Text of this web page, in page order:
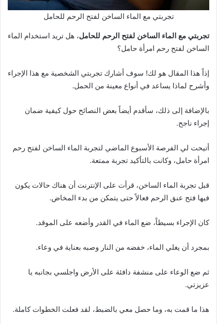
تجربتي مع الماء الساخن لفتح الرحم للحامل
تجربتي مع الماء الساخن لفتح الرحم للحامل، هل تريد استخدام الماء
الساخن لفتح رحم امرأة حامل؟
إذاً هذا المقال هو لك! سوف أشارك تجربتي الشخصية مع هذا الإجراء
وأشرح لماذا يساعد في أنواع معينة من الحمل.
بالإضافة إلى ذلك، سأقدم أيضاً بعض النصائح حول كيفية ضمان
إجراء ناجح.
أتيحت لي الفرصة الأسبوع الماضي لتجربة الماء الساخن لفتح رحم
امرأة حامل، وكانت بالتأكيد تجربة ممتعة.
قبل تجربة الماء الساخن، قرأت على الإنترنت أن هناك حالات يكون
فيها فتح عنق الرحم فعالاً حتى يتمكن من بدء المخاض.
كان الإجراء بسيطاً، ضع الماء في القدر وأضعه على الموقد.
بمجرد أن يغلي الماء، خفضه من النار وصبه بعناية في وعاء.
ثم ضع الوعاء على منشفة دافئة على الأرض واجلسي بجانبه يا
عزيزتي.
هذا ما قمت به، وما حصل معي بالضبط، لقد فعلت الخطوات كاملة.